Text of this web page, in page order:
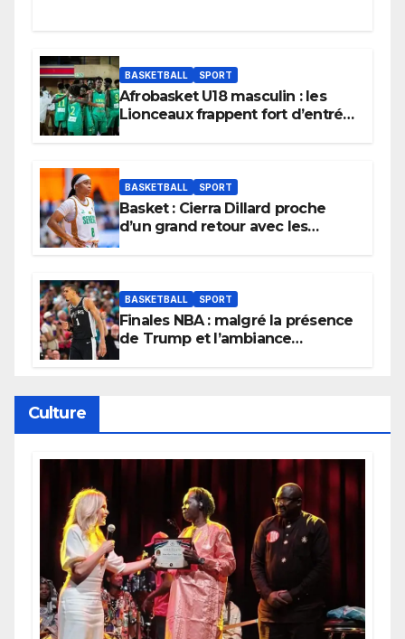
BASKETBALL SPORT
Afrobasket U18 masculin : les
Lionceaux frappent fort d’entrée
BASKETBALL SPORT
Basket : Cierra Dillard proche
d’un grand retour avec les
BASKETBALL SPORT
Finales NBA : malgré la présence
de Trump et l’ambiance
Culture